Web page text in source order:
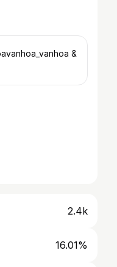
&
2.4k
16.01%